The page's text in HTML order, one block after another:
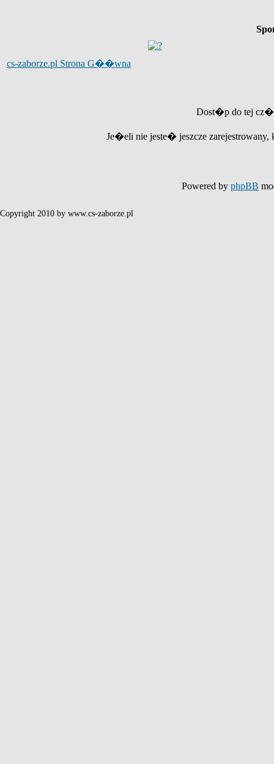
cs-zaborze.pl Strona G��wna
Dost�p do tej
Je�eli nie jeste� jeszcze
Powered by phpBB
Copyright 2010 by www.cs-zaborze.pl